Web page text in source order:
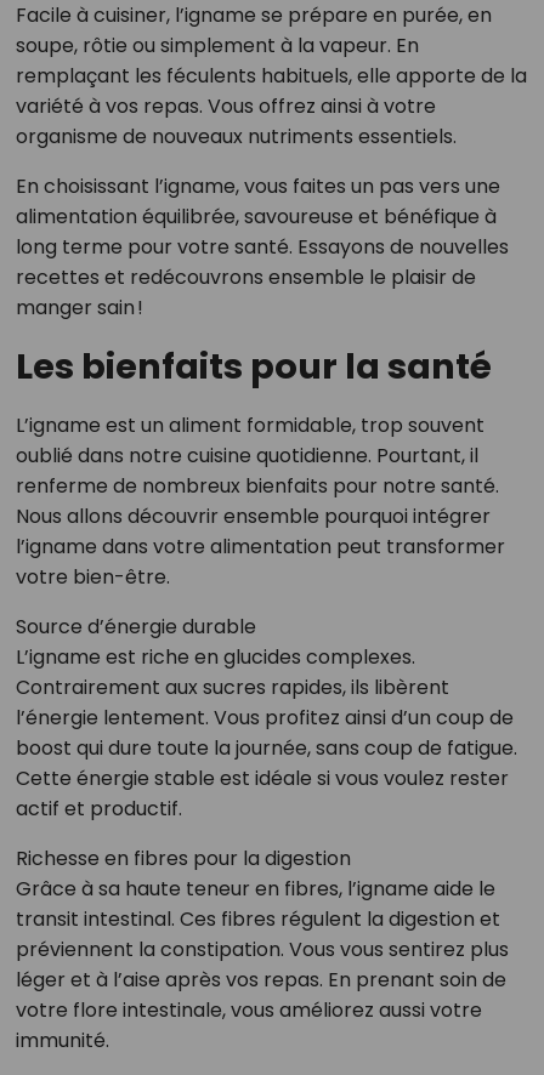
Facile à cuisiner, l’igname se prépare en purée, en
soupe, rôtie ou simplement à la vapeur. En
remplaçant les féculents habituels, elle apporte de la
variété à vos repas. Vous offrez ainsi à votre
organisme de nouveaux nutriments essentiels.
En choisissant l’igname, vous faites un pas vers une
alimentation équilibrée, savoureuse et bénéfique à
long terme pour votre santé. Essayons de nouvelles
recettes et redécouvrons ensemble le plaisir de
manger sain !
Les bienfaits pour la santé
L’igname est un aliment formidable, trop souvent
oublié dans notre cuisine quotidienne. Pourtant, il
renferme de nombreux bienfaits pour notre santé.
Nous allons découvrir ensemble pourquoi intégrer
l’igname dans votre alimentation peut transformer
votre bien-être.
Source d’énergie durable
L’igname est riche en glucides complexes.
Contrairement aux sucres rapides, ils libèrent
l’énergie lentement. Vous profitez ainsi d’un coup de
boost qui dure toute la journée, sans coup de fatigue.
Cette énergie stable est idéale si vous voulez rester
actif et productif.
Richesse en fibres pour la digestion
Grâce à sa haute teneur en fibres, l’igname aide le
transit intestinal. Ces fibres régulent la digestion et
préviennent la constipation. Vous vous sentirez plus
léger et à l’aise après vos repas. En prenant soin de
votre flore intestinale, vous améliorez aussi votre
immunité.